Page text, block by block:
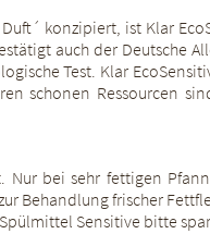
konzipiert, ist Klar
auch der Deutsche
Test. Klar
schonen Ressourcen
Nur bei sehr fettigen
Behandlung frischer
Sensitive bitte